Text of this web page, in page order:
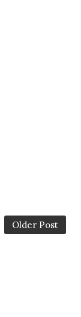
Older Post